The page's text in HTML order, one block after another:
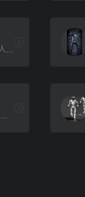
ECCE是一款人形机器人，它使用人造骨骼、肌肉和肌腱来像你一样移动。它可以安全地与人互动，包括拥抱。也就是说[…]
致力于打造最拟人的人形机器人